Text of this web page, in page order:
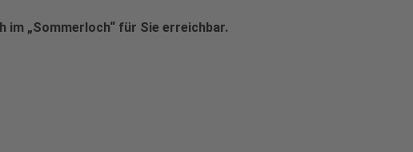
„Sommerloch“ für Sie erreichbar.